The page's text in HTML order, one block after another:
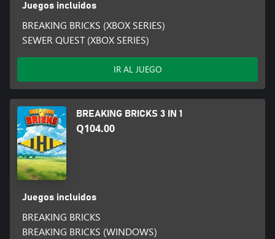
Juegos incluidos
BREAKING BRICKS (XBOX SERIES)
SEWER QUEST (XBOX SERIES)
IR AL JUEGO
BREAKING BRICKS 3 IN 1
Q104.00
Juegos incluidos
BREAKING BRICKS
BREAKING BRICKS (WINDOWS)